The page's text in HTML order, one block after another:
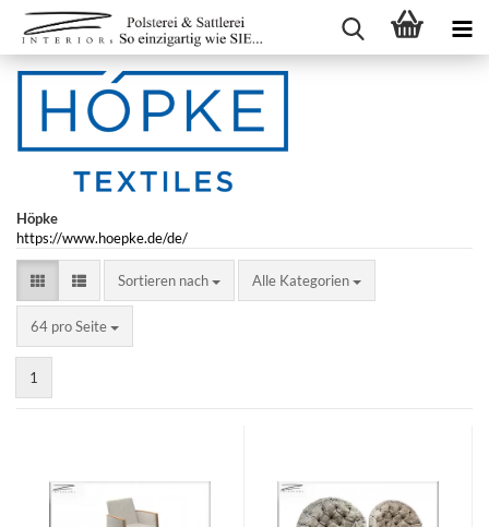
Höpke
https://www.hoepke.de/de/
Sortieren nach
Sortieren nach Alle Kategorien
64 pro Seite
pro Seite
1